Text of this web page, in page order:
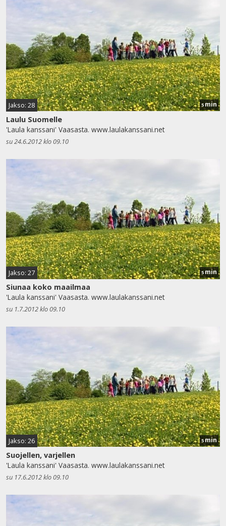
Jakso: 28 5min
Laulu Suomelle
'Laula kanssani' Vaasasta. www.laulakanssani.net
su 24.6.2012 klo 09.10
Jakso: 27 5min
Siunaa koko maailmaa
'Laula kanssani' Vaasasta. www.laulakanssani.net
su 1.7.2012 klo 09.10
Jakso: 26 5min
Suojellen, varjellen
'Laula kanssani' Vaasasta. www.laulakanssani.net
su 17.6.2012 klo 09.10